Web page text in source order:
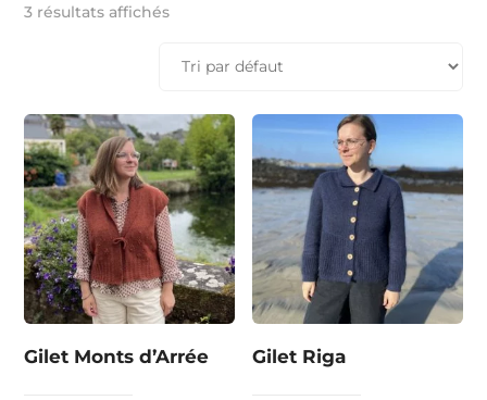
3 résultats affichés
Gilet Monts d’Arrée Gilet Riga